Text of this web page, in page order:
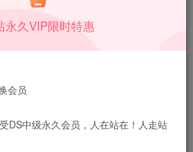
录后查看
产品，由于网络资源具有极快的可复制性，
永久VIP限时特惠
会员
DS中级永久会员，人在站在！人走站